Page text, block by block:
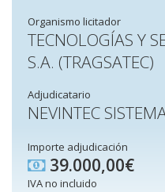
Organismo licitador
TECNOLOGÍAS Y
S.A. (TRAGSATEC)
Adjudicatario
NEVINTEC
Importe adjudicación
39.000,00€
IVA no incluido